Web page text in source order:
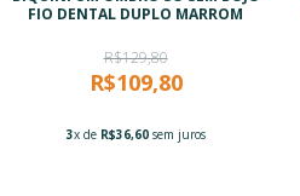
FIO DENTAL DUPLO MARROM
R$129,80
R$109,80
3x de R$36,60sem juros